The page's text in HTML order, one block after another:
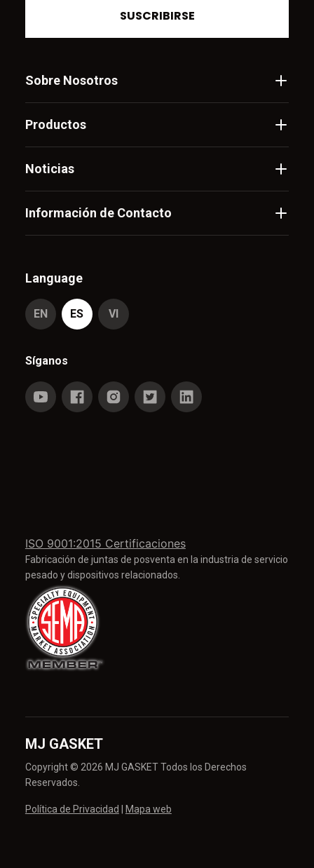
SUSCRIBIRSE
Sobre Nosotros
Productos
Noticias
Información de Contacto
ISO 9001:2015 Certificaciones
Fabricación de juntas de posventa en la industria de servicio
pesado y dispositivos relacionados.
Language
EN ES VI
Síganos
MJ GASKET
Copyright © 2026 MJ GASKET Todos los Derechos
Reservados.
Política de Privacidad Mapa web